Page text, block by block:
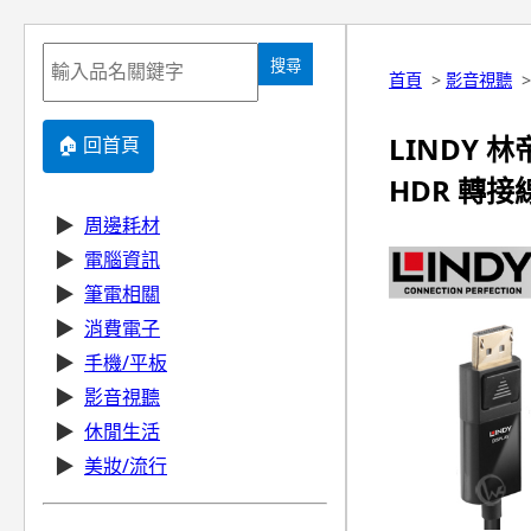
搜尋
🏠 回首頁
▶ 周邊耗材
▶ 電腦資訊
▶ 筆電相關
▶ 消費電子
▶ 手機/平板
▶ 影音視聽
▶ 休閒生活
▶ 美妝/流行
首頁 > 影音視聽
LINDY 林
HDR 轉接